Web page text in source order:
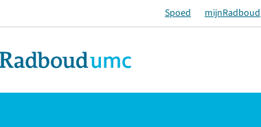
Spoed mijnRadboud